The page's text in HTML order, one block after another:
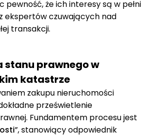
pewność, że ich interesy są w pełni
ekspertów czuwających nad
transakcji.
prawnego w
katastrze
zakupu nieruchomości
prześwietlenie
Fundamentem procesu jest
”, stanowiący odpowiednik